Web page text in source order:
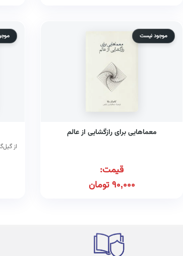
موجود نیست
معماهایی برای رازگشایی از عالم
قیمت:
90,000تومان
از